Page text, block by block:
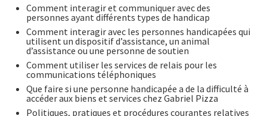
Comment interagir et communiquer avec des
personnes ayant différents types de handicap
Comment interagir avec les personnes handicapées qui
utilisent un dispositif d’assistance, un animal
d’assistance ou une personne de soutien
Comment utiliser les services de relais pour les
communications téléphoniques
Que faire si une personne handicapée a de la difficulté à
accéder aux biens et services chez Gabriel Pizza
Politiques, pratiques et procédures courantes relatives